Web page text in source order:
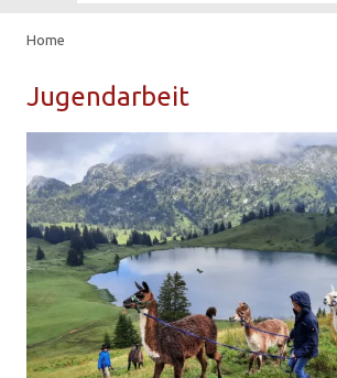
Home
Ju­gend­ar­beit